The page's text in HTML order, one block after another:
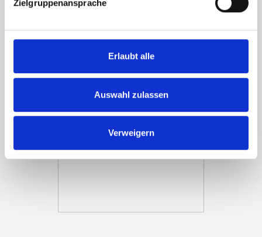
Zielgruppenansprache
Erlaubt alle
Auswahl zulassen
Verweigern